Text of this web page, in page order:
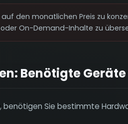
auf den monatlichen Preis zu
On-Demand-Inhalte zu
Benötigte
benötigen Sie bestimmte